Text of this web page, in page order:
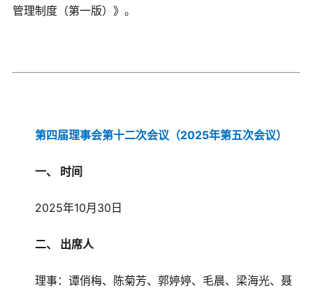
管理制度（第一版）》。
第四届理事会第十二次会议（2025年第五次会议）
一、 时间
2025年10月30日
二、 出席人
理事：谭俏梅、陈菊芳、郭婷婷、毛晨、梁海光、聂